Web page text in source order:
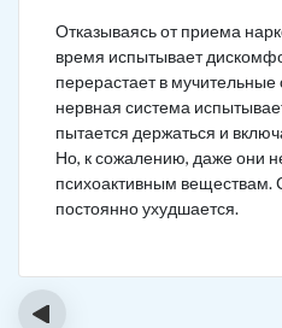
Отказываясь от приема
время испытывает
перерастает в
нервная система
пытается держаться и
Но, к сожалению, даже они
психоактивным веществам.
постоянно ухудшается.
‹